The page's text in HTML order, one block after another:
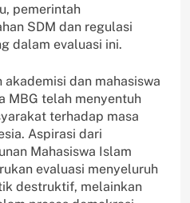
pemerintah
SDM dan regulasi
dalam evaluasi ini.
dan mahasiswa
MBG telah menyentuh
terhadap masa
Aspirasi dari
Mahasiswa Islam
evaluasi menyeluruh
destruktif, melainkan